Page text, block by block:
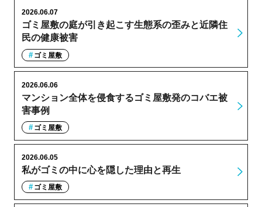
ゴミ屋敷の庭が引き起こす生態系の歪みと近隣住
民の健康被害
2026.06.07
ゴミ屋敷
マンション全体を侵食するゴミ屋敷発のコバエ被
害事例
2026.06.06
ゴミ屋敷
私がゴミの中に心を隠した理由と再生
2026.06.05
ゴミ屋敷